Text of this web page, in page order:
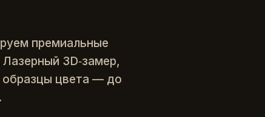
премиальные
3D‑замер,
образцы цвета — до